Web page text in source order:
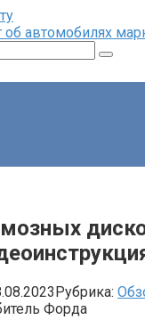
Рубрика:
Форда